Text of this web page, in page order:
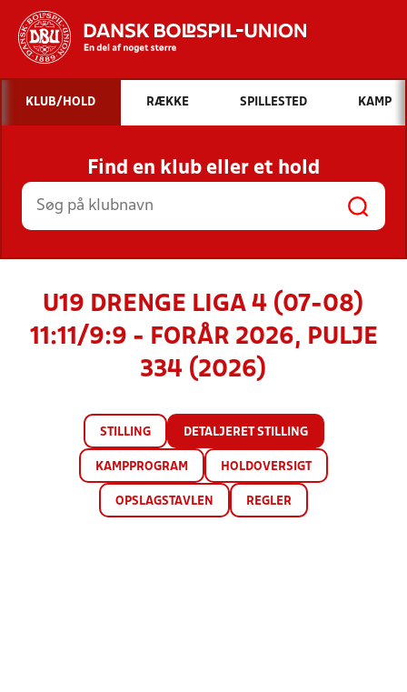
Hvad vil du søge efter?
INDHOLD OG NYHEDER
STILLINGER, RESULTATER, KLUBBER OG
HOLD
KLUB/HOLD RÆKKE SPILLESTED KAMP
Find en klub eller et hold
U19 DRENGE LIGA 4 (07-08)
11:11/9:9 - FORÅR 2026, PULJE
334 (2026)
STILLING DETALJERET STILLING
KAMPPROGRAM HOLDOVERSIGT
OPSLAGSTAVLEN REGLER